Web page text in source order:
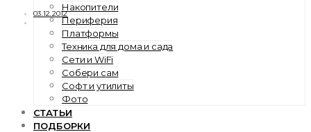
Накопители
Периферия
Платформы
Техника для дома и сада
Сети и WiFi
Собери сам
Софт и утилиты
Фото
СТАТЬИ
ПОДБОРКИ
03.12.2012